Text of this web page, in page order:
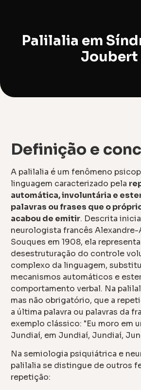
Palilalia em
Joubert
Definição e
A palilalia é um fenômeno
linguagem caracterizado pela
automática, involuntária e
palavras ou frases que o
acabou de emitir. Descrita
neurologista francês
Souques em 1908, ela
desestruturação do controle
complexo da linguagem,
mecanismos automáticos e
comportamento verbal. Na
mas não obrigatório, que a
a última palavra ou palavras da
exemplo clássico: "Eu moro em
Jundiaí, em Jundiaí, Jundiaí,
Na semiologia psiquiátrica e
palilalia se distingue de outros
repetição: